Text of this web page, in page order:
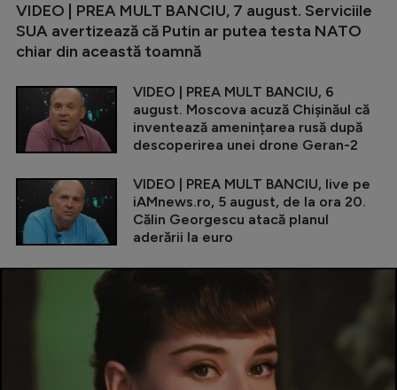
VIDEO | PREA MULT BANCIU, 7 august. Serviciile
SUA avertizează că Putin ar putea testa NATO
chiar din această toamnă
VIDEO | PREA MULT BANCIU, 6
august. Moscova acuză Chișinăul că
inventează amenințarea rusă după
descoperirea unei drone Geran-2
VIDEO | PREA MULT BANCIU, live pe
iAMnews.ro, 5 august, de la ora 20.
Călin Georgescu atacă planul
aderării la euro